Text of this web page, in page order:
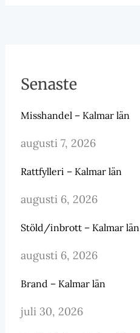
Senaste
Misshandel – Kalmar län
augusti 7, 2026
Rattfylleri – Kalmar län
augusti 6, 2026
Stöld/inbrott – Kalmar län
augusti 6, 2026
Brand – Kalmar län
juli 30, 2026